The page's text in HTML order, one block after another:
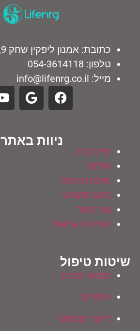
כתובת: אמנון ליפקין שחק 9, נתניה
טלפון: 054-3614118
מייל: info@lifenrg.co.il
ניוות באתר
דף הבית
אודות
שיטות טיפול
בלוג מקצועי
צור קשר
הצהרת נגישות
שיטות טיפול
רפואה סינית
עיסויים
דיקור קוסמטי